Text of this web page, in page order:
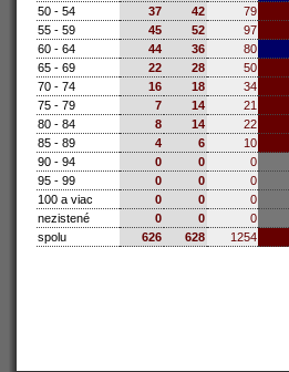
50 - 54
37 42 79
55 - 59
45 52 97
60 - 64
44 36 80
65 - 69
22 28 50
70 - 74
16 18 34
75 - 79
7 14 21
80 - 84
8 14 22
85 - 89
4 6 10
90 - 94
0 0 0
95 - 99
0 0 0
100 a viac
0 0 0
nezistené
0 0 0
spolu
626 628 1254